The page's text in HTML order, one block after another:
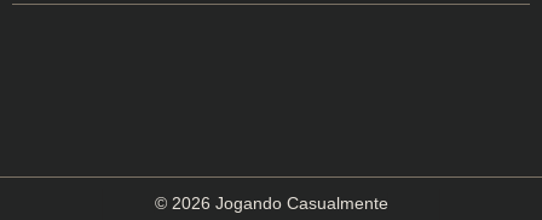
© 2026 Jogando Casualmente